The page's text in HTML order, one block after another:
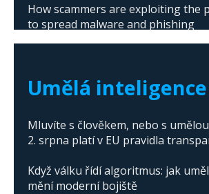
How scammers are exploiting the
to spread malware and phishing
Umělá
Mluvíte s člověkem, nebo s
2. srpna platí v EU pravidla
Když válku řídí algoritmus: jak
mění moderní bojiště